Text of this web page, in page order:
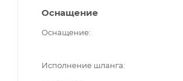
Оснащение
Оснащение
Исполнение шланга